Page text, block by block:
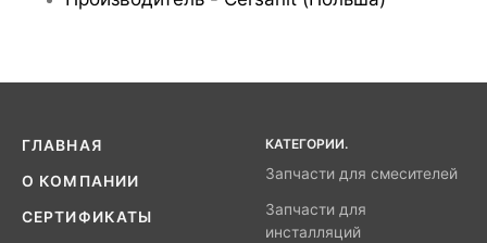
ГЛАВНАЯ
О КОМПАНИИ
СЕРТИФИКАТЫ
КАТЕГОРИИ.
Запчасти для смесителей
Запчасти для
инсталляций